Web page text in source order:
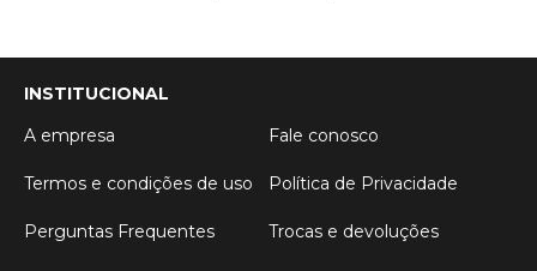
INSTITUCIONAL
A empresa
Fale conosco
Termos e condições de uso Política de Privacidade
Perguntas Frequentes Trocas e devoluções